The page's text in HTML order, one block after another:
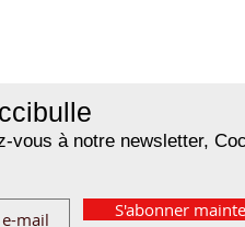
vous à notre newsletter,
S'abonner